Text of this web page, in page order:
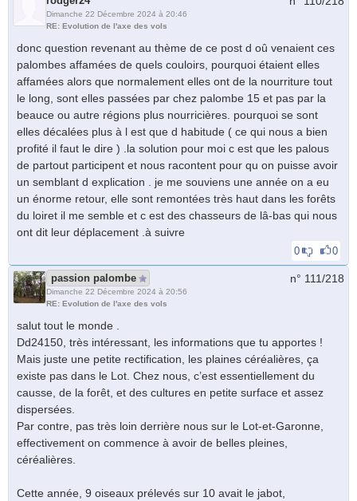
Dimanche 22 Décembre 2024 à 20:46
RE: Evolution de l'axe des vols
donc question revenant au thème de ce post d oû venaient ces
palombes affamées de quels couloirs, pourquoi étaient elles
affamées alors que normalement elles ont de la nourriture tout
le long, sont elles passées par chez palombe 15 et pas par la
beauce ou autre régions plus nourricières. pourquoi se sont
elles décalées plus à l est que d habitude ( ce qui nous a bien
profité il faut le dire ) .la solution pour moi c est que les palous
de partout participent et nous racontent pour qu on puisse avoir
un semblant d explication . je me souviens une année on a eu
un énorme retour, elle sont remontées très haut dans les forêts
du loiret il me semble et c est des chasseurs de lâ-bas qui nous
ont dit leur déplacement .à suivre
0 0
passion palombe
Dimanche 22 Décembre 2024 à 20:56
RE: Evolution de l'axe des vols
n° 111/218
salut tout le monde .
Dd24150, très intéressant, les informations que tu apportes !
Mais juste une petite rectification, les plaines céréalières, ça
existe pas dans le Lot. Chez nous, c’est essentiellement du
causse, de la forêt, et des cultures en petite surface et assez
dispersées.
Par contre, pas très loin derrière nous sur le Lot-et-Garonne,
effectivement on commence à avoir de belles pleines,
céréalières.
Cette année, 9 oiseaux prélevés sur 10 avait le jabot,